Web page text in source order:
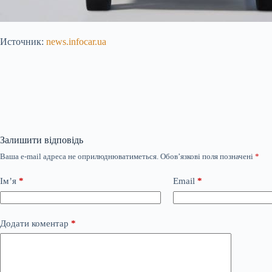
Источник: news.infocar.ua
Залишити відповідь
Ваша e-mail адреса не оприлюднюватиметься. Обов’язкові поля позначені *
Ім’я * Email *
Додати коментар *